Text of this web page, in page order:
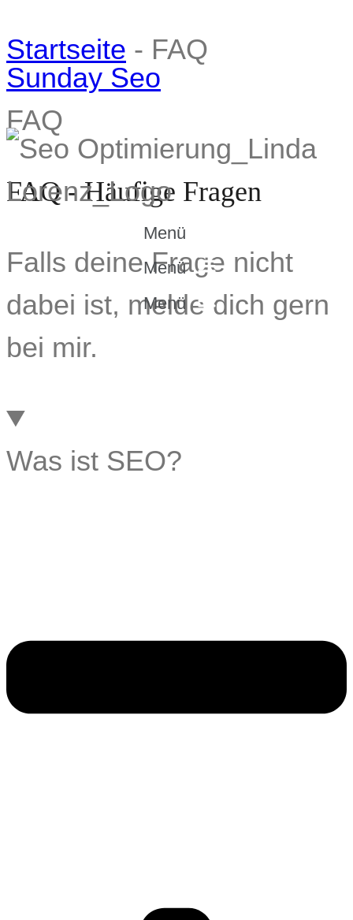
Sunday Seo
Menü
Menü
Menü
Startseite - FAQ
FAQ
FAQ - Häufige Fragen
Falls deine Frage nicht
dabei ist, melde dich gern
bei mir.
Was ist SEO?